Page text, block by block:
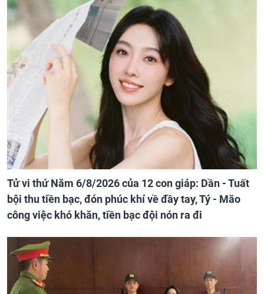
Tử vi thứ Năm 6/8/2026 của 12 con giáp: Dần - Tuất
bội thu tiền bạc, đón phúc khí về đầy tay, Tý - Mão
công việc khó khăn, tiền bạc đội nón ra đi